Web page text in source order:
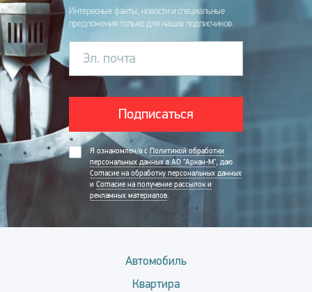
Интересные факты, новости и специальные
предложения только для наших подписчиков.
Эл. почта
Подписаться
Я ознакомлен/а с Политикой обработки
персональных данных в АО "Аркан-М", даю
Согласие на обработку персональных данных
и Согласие на получение рассылок и
рекламных материалов.
Автомобиль
Квартира